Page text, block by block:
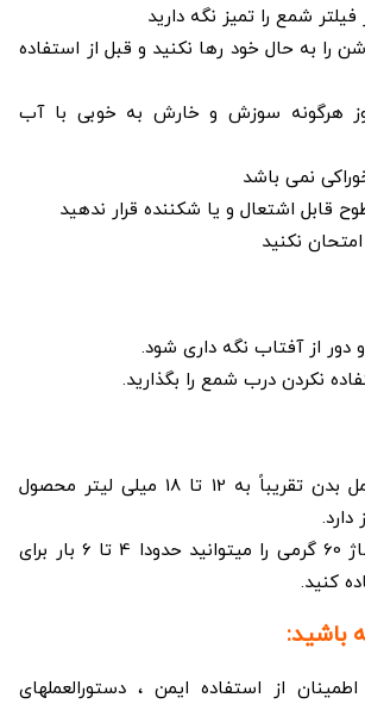
را به حال خود رها نکنید و قبل از استفاده
هرگونه سوزش و خارش به خوبی با آب
نمی باشد
قابل اشتعال و یا شکننده قرار ندهید
نکنید
از آفتاب نگه داری شود.
نکردن درب شمع را بگذارید.
هر ماساژ کامل بدن تقریباً به 12 تا 18 میلی لیتر محصول
هر شمع ماساژ 60 گرمی را میتوانید حدودا 4 تا 6 بار برای
کنید.
باشید:
از استفاده ایمن ، دستورالعملهای